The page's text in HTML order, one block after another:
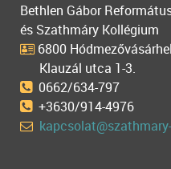
Bethlen Gábor
és Szathmáry Kollégium
6800
Klauzál utca 1-3.
0662/634-797
+3630/914-4976